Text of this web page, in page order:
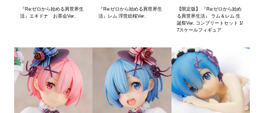
『Re:ゼロから始める異世界生
活』エキドナ お茶会Ver.
『Re:ゼロから始める異世界生
活』レム 浮世絵桜Ver.
【限定版】 『Re:ゼロから始め
る異世界生活』 ラム＆レム 生
誕祭Ver. コンプリートセット 1/
7スケールフィギュア